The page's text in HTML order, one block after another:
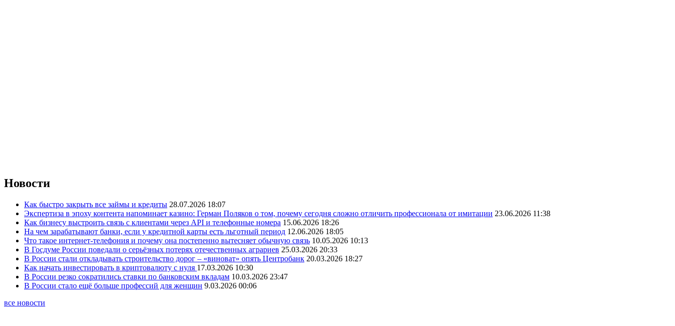
Новости
Как быстро закрыть все займы и кредиты 28.07.2026 18:07
Экспертиза в эпоху контента напоминает казино: Герман Поляков о том, почему сегодня сложно отличить профессионала от имитации 23.06.2026 11:38
Как бизнесу выстроить связь с клиентами через API и телефонные номера 15.06.2026 18:26
На чем зарабатывают банки, если у кредитной карты есть льготный период 12.06.2026 18:05
Что такое интернет-телефония и почему она постепенно вытесняет обычную связь 10.05.2026 10:13
В Госдуме России поведали о серьёзных потерях отечественных аграриев 25.03.2026 20:33
В России стали откладывать строительство дорог – «виноват» опять Центробанк 20.03.2026 18:27
Как начать инвестировать в криптовалюту с нуля 17.03.2026 10:30
В России резко сократились ставки по банковским вкладам 10.03.2026 23:47
В России стало ещё больше профессий для женщин 9.03.2026 00:06
все новости